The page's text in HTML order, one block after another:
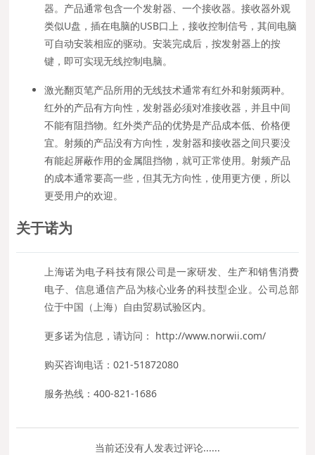
器。产品通常包含一个发射器、一个接收器。接收器外观
类似U盘，插在电脑的USB口上，接收控制信号，其间电脑
可自动安装相应的驱动。安装完成后，按发射器上的按
键，即可实现无线控制电脑。
激光翻页笔产品所用的无线技术通常有红外和射频两种。
红外的产品有方向性，发射器必须对准接收器，并且中间
不能有阻挡物。红外类产品的优势是产品成本低、价格便
宜。射频的产品没有方向性，发射器和接收器之间只要没
有能起屏蔽作用的金属阻挡物，就可正常使用。射频产品
的成本通常要高一些，但其无方向性，使用更方便，所以
更受用户的欢迎。
关于诺为
上海诺为电子科技有限公司是一家研发、生产和销售消费
电子、信息通信产品为核心业务的科技型企业。公司总部
位于中国（上海）自由贸易试验区内。
更多诺为信息，请访问： http://www.norwii.com/
购买咨询电话：021-51872080
服务热线：400-821-1686
当前还没有人发表过评论......